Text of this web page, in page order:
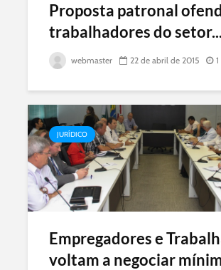
Proposta patronal
trabalhadores do setor...
webmaster 22 de abril de 2015
JURÍDICO
Empregadores e
voltam a negociar